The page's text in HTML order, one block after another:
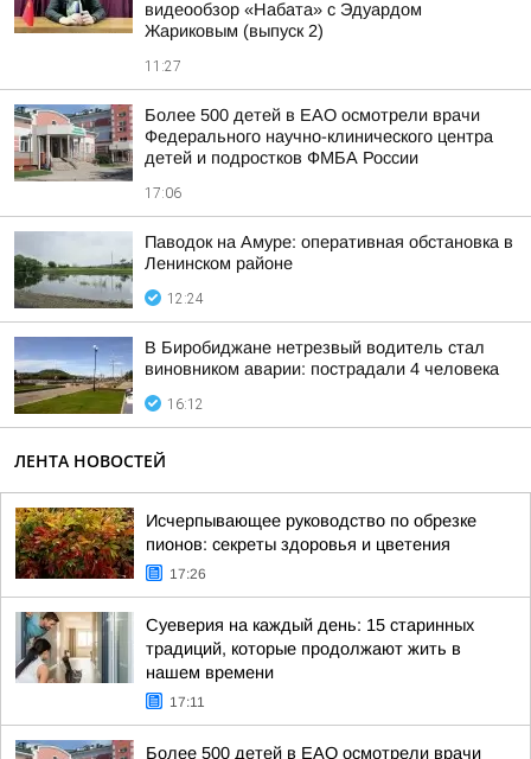
видеообзор «Набата» с Эдуардом
Жариковым (выпуск 2)
11:27
Более 500 детей в ЕАО осмотрели врачи
Федерального научно-клинического центра
детей и подростков ФМБА России
17:06
Паводок на Амуре: оперативная обстановка в
Ленинском районе
12:24
В Биробиджане нетрезвый водитель стал
виновником аварии: пострадали 4 человека
16:12
ЛЕНТА НОВОСТЕЙ
Исчерпывающее руководство по обрезке
пионов: секреты здоровья и цветения
17:26
Суеверия на каждый день: 15 старинных
традиций, которые продолжают жить в
нашем времени
17:11
Более 500 детей в ЕАО осмотрели врачи